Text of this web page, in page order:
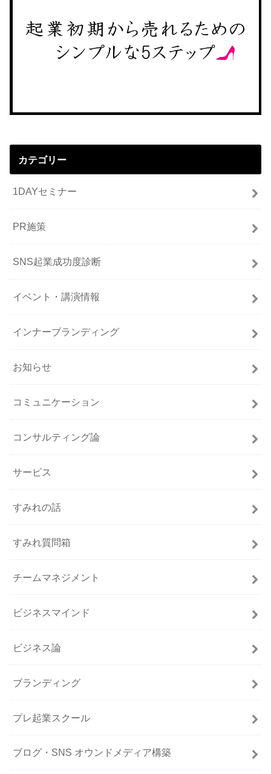
カテゴリー
1DAYセミナー
PR施策
SNS起業成功度診断
イベント・講演情報
インナーブランディング
お知らせ
コミュニケーション
コンサルティング論
サービス
すみれの話
すみれ質問箱
チームマネジメント
ビジネスマインド
ビジネス論
ブランディング
プレ起業スクール
ブログ・SNS オウンドメディア構築